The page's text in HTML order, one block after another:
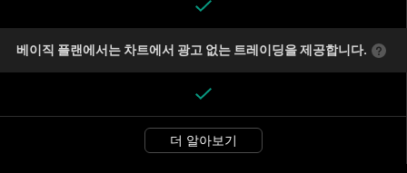
베이직 플랜에서는 차트에서 광고 없는 트레이딩을 제공합니다.
더 알아보기